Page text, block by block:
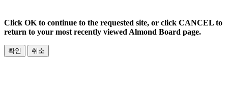
Click OK to continue to the requested site, or click CANCEL to
return to your most recently viewed Almond Board page.
확인 취소